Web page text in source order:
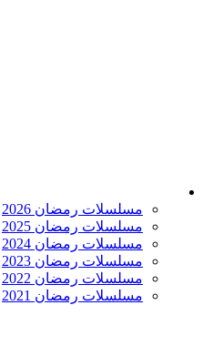
مسلسلات رمضان 2026
مسلسلات رمضان 2025
مسلسلات رمضان 2024
مسلسلات رمضان 2023
مسلسلات رمضان 2022
مسلسلات رمضان 2021